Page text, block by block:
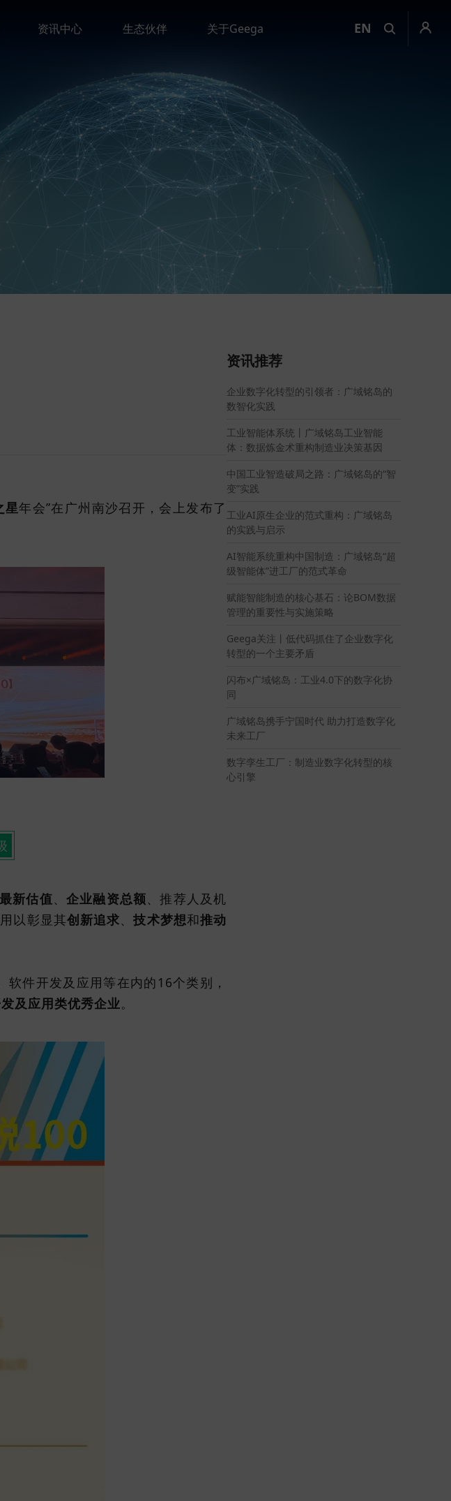
资讯中心 生态伙伴 关于Geega EN
星年会”在广州南沙召开，会上发布了
新估值 、企业融资总额 、推荐人及机
以彰显其创新追求 、技术梦想和推动
件开发及应用等在内的16个类别，
及应用类优秀企业。
资讯推荐
企业数字化转型的引领者：广域铭岛的
数智化实践
工业智能体系统丨广域铭岛工业智能
体：数据炼金术重构制造业决策基因
中国工业智造破局之路：广域铭岛的“智
变”实践
工业AI原生企业的范式重构：广域铭岛
的实践与启示
AI智能系统重构中国制造：广域铭岛“超
级智能体”进工厂的范式革命
赋能智能制造的核心基石：论BOM数据
管理的重要性与实施策略
Geega关注丨低代码抓住了企业数字化
转型的一个主要矛盾
闪布×广域铭岛：工业4.0下的数字化协
同
广域铭岛携手宁国时代 助力打造数字化
未来工厂
数字孪生工厂：制造业数字化转型的核
心引擎